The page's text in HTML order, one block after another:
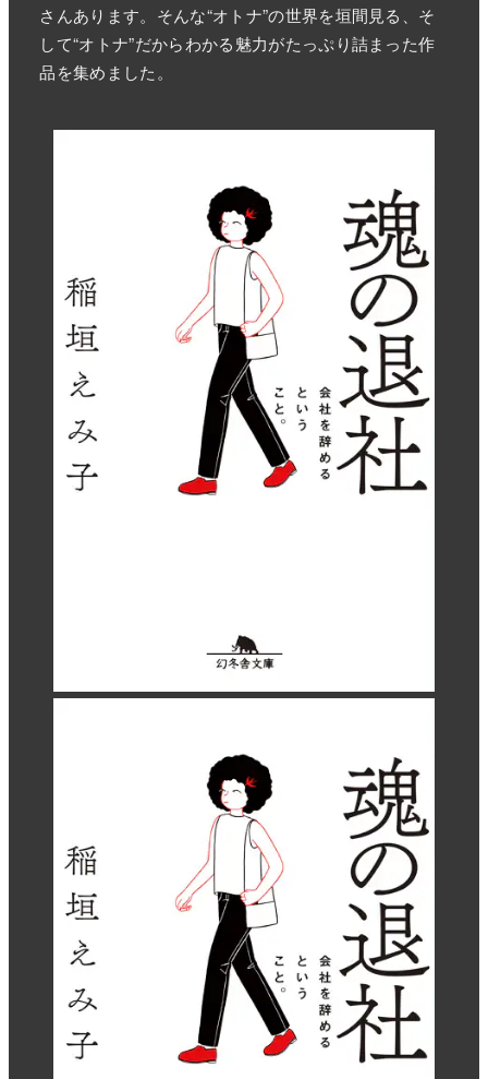
さんあります。そんな“オトナ”の世界を垣間見る、そ
して“オトナ”だからわかる魅力がたっぷり詰まった作
品を集めました。